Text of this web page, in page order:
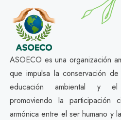
ASOECO es una organización
que impulsa la conservación
educación ambiental y el
promoviendo la participación
armónica entre el ser humano y